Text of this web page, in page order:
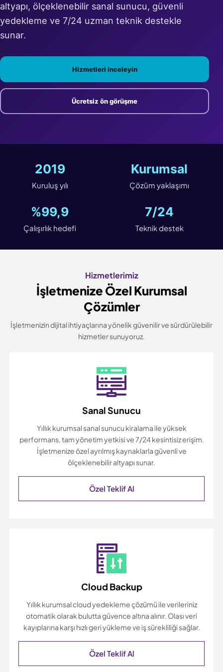
altyapı, ölçeklenebilir sanal sunucu, güvenli
yedekleme ve 7/24 uzman teknik destekle
sunar.
Hizmetleri inceleyin
Ücretsiz ön görüşme
2019
Kuruluş yılı
Kurumsal
Çözüm yaklaşımı
%99,9
Çalışırlık hedefi
7/24
Teknik destek
Hizmetlerimiz
İşletmenize Özel Kurumsal
Çözümler
İşletmenizin dijital ihtiyaçlarına yönelik güvenilir ve sürdürülebilir
hizmetler sunuyoruz.
Sanal Sunucu
Yıllık kurumsal sanal sunucu kiralama ile yüksek
performans, tam yönetim yetkisi ve 7/24 kesintisiz erişim.
İşletmenize özel ayrılmış kaynaklarla güvenli ve
ölçeklenebilir altyapı sunar.
Özel Teklif Al
Cloud Backup
Yıllık kurumsal cloud yedekleme çözümü ile verileriniz
otomatik olarak bulutta güvence altına alınır. Olası veri
kayıplarına karşı hızlı geri yükleme ve iş sürekliliği sağlar.
Özel Teklif Al